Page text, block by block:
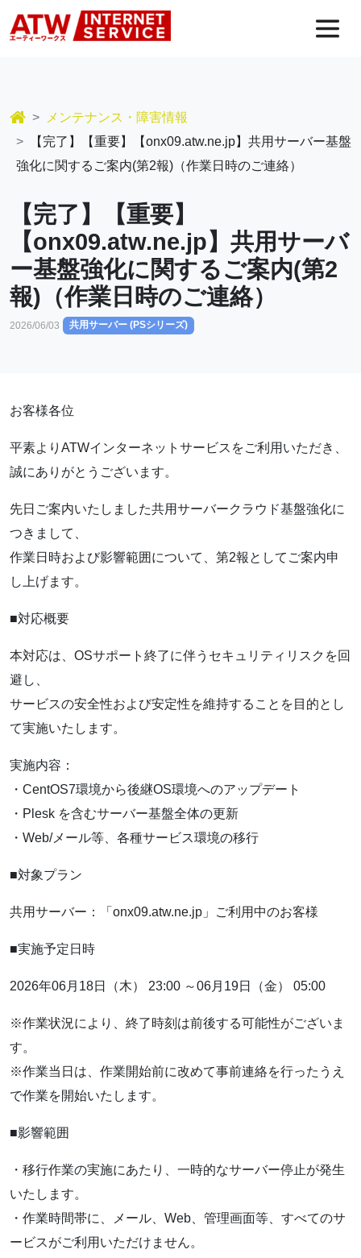
コンテンツへスキップ
メインナビゲーション
メンテナンス・障害情報
【完了】【重要】【onx09.atw.ne.jp】共用サーバー基盤
強化に関するご案内(第2報)（作業日時のご連絡）
【完了】【重要】
【onx09.atw.ne.jp】共用サーバ
ー基盤強化に関するご案内(第2
報)（作業日時のご連絡）
2026/06/03 共用サーバー (PSシリーズ)
お客様各位
平素よりATWインターネットサービスをご利用いただき、
誠にありがとうございます。
先日ご案内いたしました共用サーバークラウド基盤強化に
つきまして、
作業日時および影響範囲について、第2報としてご案内申
し上げます。
■対応概要
本対応は、OSサポート終了に伴うセキュリティリスクを回
避し、
サービスの安全性および安定性を維持することを目的とし
て実施いたします。
実施内容：
・CentOS7環境から後継OS環境へのアップデート
・Plesk を含むサーバー基盤全体の更新
・Web/メール等、各種サービス環境の移行
■対象プラン
共用サーバー：「onx09.atw.ne.jp」ご利用中のお客様
■実施予定日時
2026年06月18日（木） 23:00 ～06月19日（金） 05:00
※作業状況により、終了時刻は前後する可能性がございま
す。
※作業当日は、作業開始前に改めて事前連絡を行ったうえ
で作業を開始いたします。
■影響範囲
・移行作業の実施にあたり、一時的なサーバー停止が発生
いたします。
・作業時間帯に、メール、Web、管理画面等、すべてのサ
ービスがご利用いただけません。